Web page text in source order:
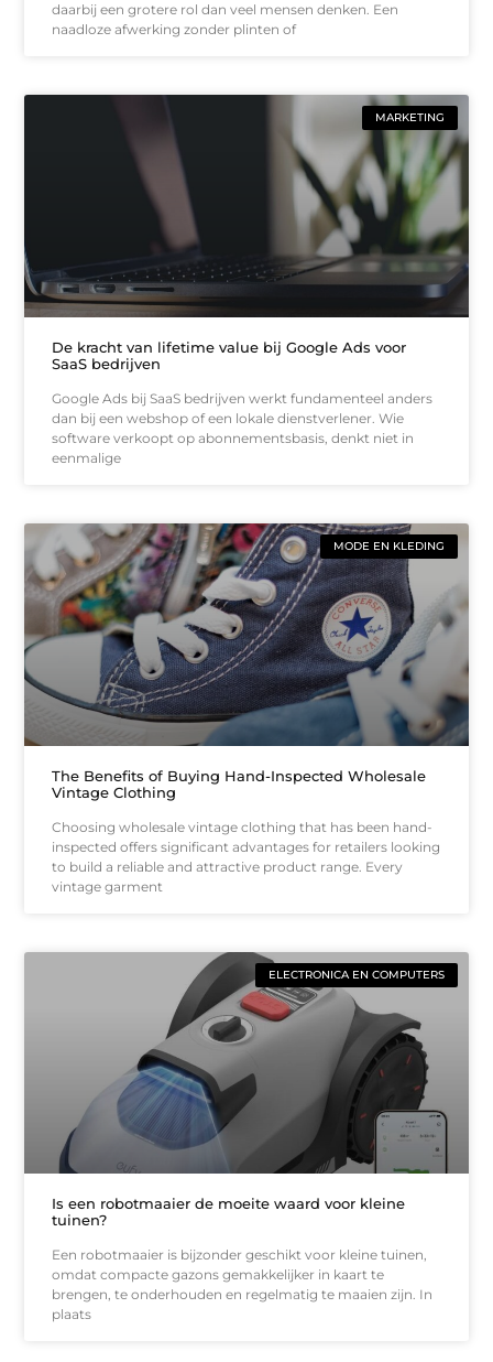
daarbij een grotere rol dan veel mensen denken. Een
naadloze afwerking zonder plinten of
MARKETING
De kracht van lifetime value bij Google Ads voor
SaaS bedrijven
Google Ads bij SaaS bedrijven werkt fundamenteel anders
dan bij een webshop of een lokale dienstverlener. Wie
software verkoopt op abonnementsbasis, denkt niet in
eenmalige
MODE EN KLEDING
The Benefits of Buying Hand-Inspected Wholesale
Vintage Clothing
Choosing wholesale vintage clothing that has been hand-
inspected offers significant advantages for retailers looking
to build a reliable and attractive product range. Every
vintage garment
ELECTRONICA EN COMPUTERS
Is een robotmaaier de moeite waard voor kleine
tuinen?
Een robotmaaier is bijzonder geschikt voor kleine tuinen,
omdat compacte gazons gemakkelijker in kaart te
brengen, te onderhouden en regelmatig te maaien zijn. In
plaats